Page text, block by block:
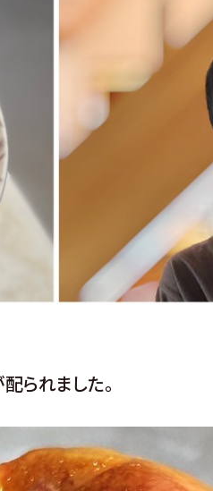
られました。